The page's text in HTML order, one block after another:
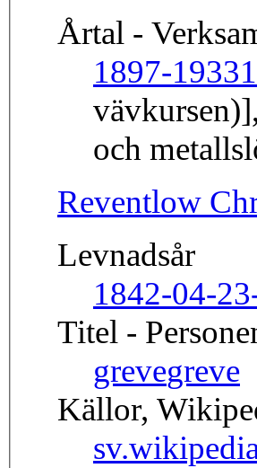
Årtal -
1897-1933
vävkursen)],
och
Reventlow
Levnadsår
1842-04-
Titel -
grevegreve
Källor,